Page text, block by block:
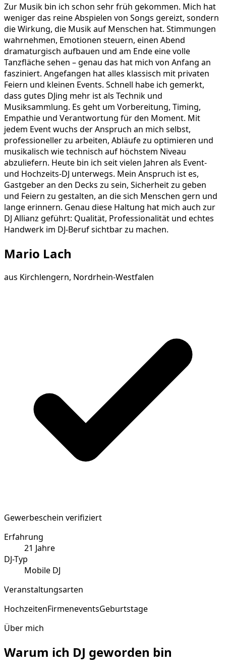
Zur Musik bin ich schon sehr früh gekommen. Mich hat
weniger das reine Abspielen von Songs gereizt, sondern
die Wirkung, die Musik auf Menschen hat. Stimmungen
wahrnehmen, Emotionen steuern, einen Abend
dramaturgisch aufbauen und am Ende eine volle
Tanzfläche sehen – genau das hat mich von Anfang an
fasziniert. Angefangen hat alles klassisch mit privaten
Feiern und kleinen Events. Schnell habe ich gemerkt,
dass gutes DJing mehr ist als Technik und
Musiksammlung. Es geht um Vorbereitung, Timing,
Empathie und Verantwortung für den Moment. Mit
jedem Event wuchs der Anspruch an mich selbst,
professioneller zu arbeiten, Abläufe zu optimieren und
musikalisch wie technisch auf höchstem Niveau
abzuliefern. Heute bin ich seit vielen Jahren als Event-
und Hochzeits-DJ unterwegs. Mein Anspruch ist es,
Gastgeber an den Decks zu sein, Sicherheit zu geben
und Feiern zu gestalten, an die sich Menschen gern und
lange erinnern. Genau diese Haltung hat mich auch zur
DJ Allianz geführt: Qualität, Professionalität und echtes
Handwerk im DJ-Beruf sichtbar zu machen.
Mario Lach
aus Kirchlengern, Nordrhein-Westfalen
Gewerbeschein verifiziert
Erfahrung
21 Jahre
DJ-Typ
Mobile DJ
Veranstaltungsarten
HochzeitenFirmeneventsGeburtstage
Über mich
Warum ich DJ geworden bin